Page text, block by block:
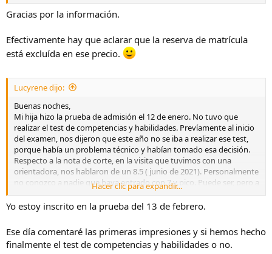
Gracias por la información.
Efectivamente hay que aclarar que la reserva de matrícula
está excluída en ese precio.
Lucyrene dijo:
Buenas noches,
Mi hija hizo la prueba de admisión el 12 de enero. No tuvo que
realizar el test de competencias y habilidades. Prevíamente al inicio
del examen, nos dijeron que este año no se iba a realizar ese test,
porque había un problema técnico y habían tomado esa decisión.
Respecto a la nota de corte, en la visita que tuvimos con una
orientadora, nos hablaron de un 8.5 ( junio de 2021). Personalmente
no conozco a nadie que haya entrado con 7 y pico. Puede ser, pero a
nosotros no nos dijeron eso. El año pasado, las personas que
escribían en este foro y que lograron entrar, tenían notas en torno
al 8.5-8.7 como la más baja.
Respecto al precio, no he encontrado en ningún sitio que sea 18750
( ojalá sea así!). Creo que nos hablaron de unos 22.000 euros (
matrícula incluida). Las personas que conozco que están
Hacer clic para expandir...
Yo estoy inscrito en la prueba del 13 de febrero.
Ese día comentaré las primeras impresiones y si hemos hecho
finalmente el test de competencias y habilidades o no.